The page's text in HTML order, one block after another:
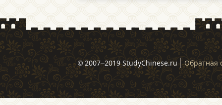
© 2007–2019 StudyChinese.ru Обратная